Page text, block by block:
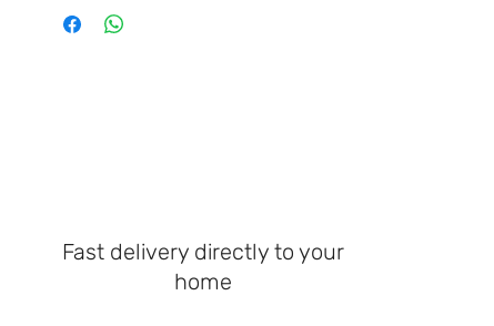
Fast delivery directly to your
home